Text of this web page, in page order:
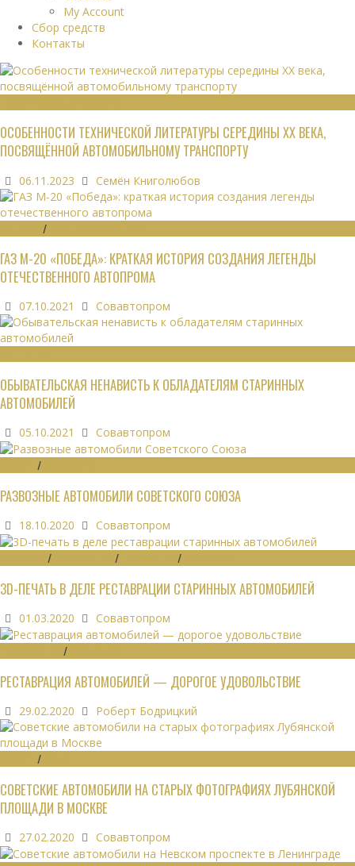
My Account
Сбор средств
Контакты
ОСОБЕННОСТИ ТЕХНИЧЕСКОЙ ЛИТЕРАТУРЫ СЕРЕДИНЫ XX ВЕКА,
ПОСВЯЩЁННОЙ АВТОМОБИЛЬНОМУ ТРАНСПОРТУ
06.11.2023 Семён Книголюбов
/
ГАЗ М-20 «ПОБЕДА»: КРАТКАЯ ИСТОРИЯ СОЗДАНИЯ ЛЕГЕНДЫ
ОТЕЧЕСТВЕННОГО АВТОПРОМА
07.10.2021 Совавтопром
ОБЫВАТЕЛЬСКАЯ НЕНАВИСТЬ К ОБЛАДАТЕЛЯМ СТАРИННЫХ
АВТОМОБИЛЕЙ
05.10.2021 Совавтопром
/
РАЗВОЗНЫЕ АВТОМОБИЛИ СОВЕТСКОГО СОЮЗА
18.10.2020 Совавтопром
/ / /
3D-ПЕЧАТЬ В ДЕЛЕ РЕСТАВРАЦИИ СТАРИННЫХ АВТОМОБИЛЕЙ
01.03.2020 Совавтопром
/
РЕСТАВРАЦИЯ АВТОМОБИЛЕЙ — ДОРОГОЕ УДОВОЛЬСТВИЕ
29.02.2020 Роберт Бодрицкий
/
СОВЕТСКИЕ АВТОМОБИЛИ НА СТАРЫХ ФОТОГРАФИЯХ ЛУБЯНСКОЙ
ПЛОЩАДИ В МОСКВЕ
27.02.2020 Совавтопром